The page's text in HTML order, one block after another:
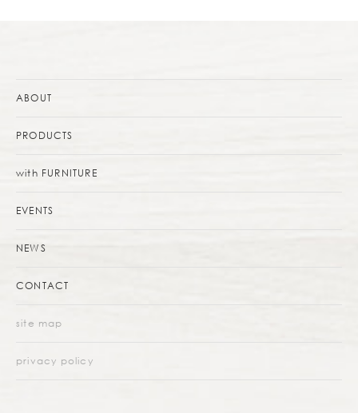
ABOUT
PRODUCTS
with FURNITURE
EVENTS
NEWS
CONTACT
site map
privacy policy